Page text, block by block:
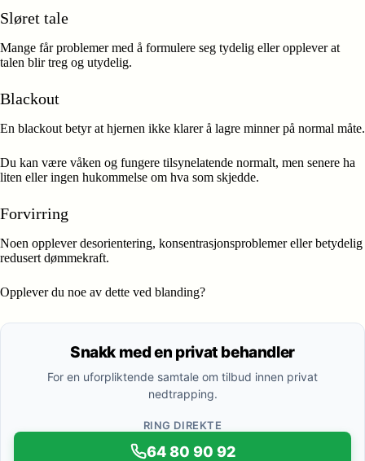
Sløret tale
Mange får problemer med å formulere seg tydelig eller opplever at
talen blir treg og utydelig.
Blackout
En blackout betyr at hjernen ikke klarer å lagre minner på normal måte.
Du kan være våken og fungere tilsynelatende normalt, men senere ha
liten eller ingen hukommelse om hva som skjedde.
Forvirring
Noen opplever desorientering, konsentrasjonsproblemer eller betydelig
redusert dømmekraft.
Opplever du noe av dette ved blanding?
Snakk med en privat behandler
For en uforpliktende samtale om tilbud innen privat
nedtrapping.
RING DIREKTE
64 80 90 92